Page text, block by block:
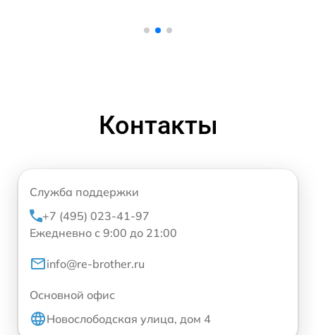
Контакты
Служба поддержки
+7 (495) 023-41-97
Ежедневно с 9:00 до 21:00
info@re-brother.ru
Основной офис
Новослободская улица, дом 4